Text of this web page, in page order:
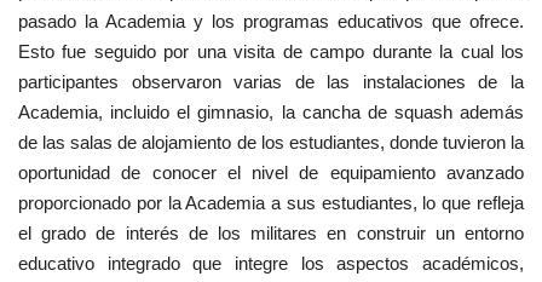
pasado la Academia y los programas educativos que ofrece.
Esto fue seguido por una visita de campo durante la cual los
participantes observaron varias de las instalaciones de la
Academia, incluido el gimnasio, la cancha de squash además
de las salas de alojamiento de los estudiantes, donde tuvieron la
oportunidad de conocer el nivel de equipamiento avanzado
proporcionado por la Academia a sus estudiantes, lo que refleja
el grado de interés de los militares en construir un entorno
educativo integrado que integre los aspectos académicos,